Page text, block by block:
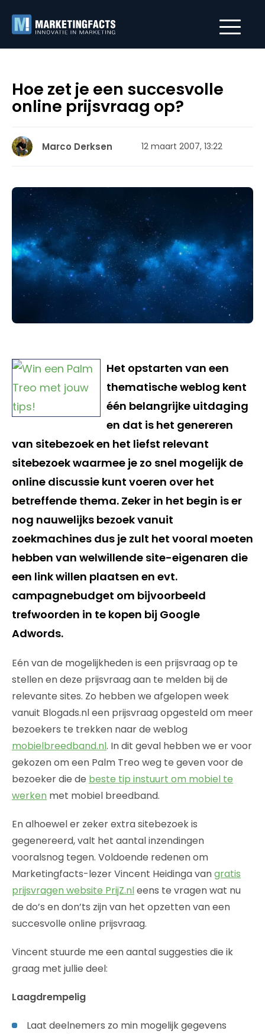
Hoe zet je een succesvolle
online prijsvraag op?
Marco Derksen 12 maart 2007, 13:22
Het opstarten van een
thematische weblog kent
één belangrijke uitdaging
en dat is het genereren
van sitebezoek en het liefst relevant
sitebezoek waarmee je zo snel mogelijk de
online discussie kunt voeren over het
betreffende thema. Zeker in het begin is er
nog nauwelijks bezoek vanuit
zoekmachines dus je zult het vooral moeten
hebben van welwillende site-eigenaren die
een link willen plaatsen en evt.
campagnebudget om bijvoorbeeld
trefwoorden in te kopen bij Google
Adwords.
Eén van de mogelijkheden is een prijsvraag op te
stellen en deze prijsvraag aan te melden bij de
relevante sites. Zo hebben we afgelopen week
vanuit Blogads.nl een prijsvraag opgesteld om meer
bezoekers te trekken naar de weblog
mobielbreedband.nl. In dit geval hebben we er voor
gekozen om een Palm Treo weg te geven voor de
bezoeker die de beste tip instuurt om mobiel te
werken met mobiel breedband.
En alhoewel er zeker extra sitebezoek is
gegenereerd, valt het aantal inzendingen
vooralsnog tegen. Voldoende redenen om
Marketingfacts-lezer Vincent Heidinga vangratis
prijsvragen website PrijZ.nleens te vragen wat nu
de do’s en don’ts zijn van het opzetten van een
succesvolle online prijsvraag.
Vincent stuurde me een aantal suggesties die ik
graag met jullie deel:
Laagdrempelig
Laat deelnemers zo min mogelijk gegevens